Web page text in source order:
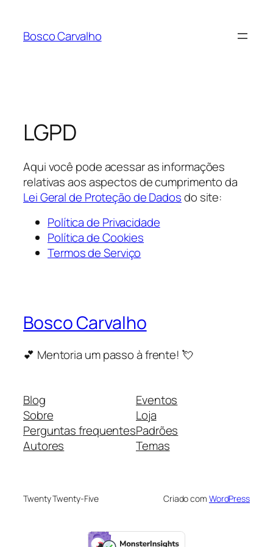
Bosco Carvalho
LGPD
Aqui você pode acessar as informações
relativas aos aspectos de cumprimento da
Lei Geral de Proteção de Dadosdo site:
Política de Privacidade
Política de Cookies
Termos de Serviço
Bosco Carvalho
💕 Mentoria um passo à frente! 💘
Blog
Sobre
Perguntas frequentes
Autores
Eventos
Loja
Padrões
Temas
Twenty Twenty-Five Criado com WordPress